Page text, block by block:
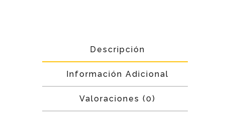
Descripción
Información Adicional
Valoraciones (0)